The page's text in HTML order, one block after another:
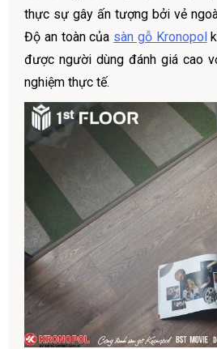
thực sự gây ấn tượng bởi vẻ
Độ an toàn của sàn gỗ Kronopol
được người dùng đánh giá cao
nghiệm thực tế.